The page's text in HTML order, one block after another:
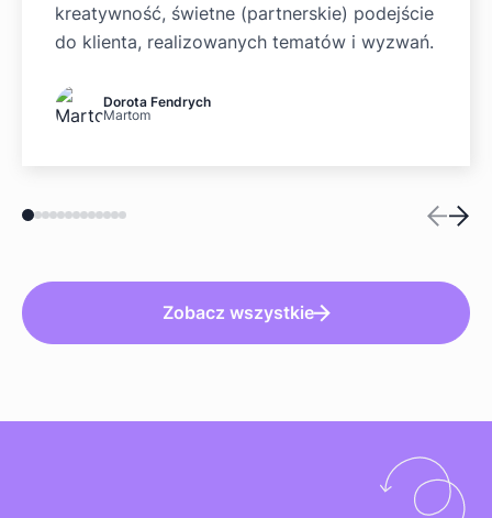
kreatywność, świetne (partnerskie) podejście
do klienta, realizowanych tematów i wyzwań.
Dorota Fendrych
Martom
Zobacz wszystkie